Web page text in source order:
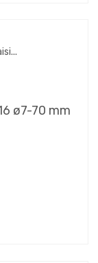
ø7-70 mm